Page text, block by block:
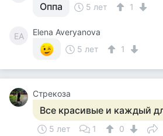
Оппа 5 лет 1
EA
Elena Averyanova
5 лет
1
Стрекоза
Все красивые и каждый
5 лет 1 0